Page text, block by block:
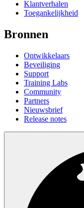
Klantverhalen
Toegankelijkheid
Bronnen
Ontwikkelaars
Beveiliging
Support
Training Labs
Community
Partners
Nieuwsbrief
Release notes